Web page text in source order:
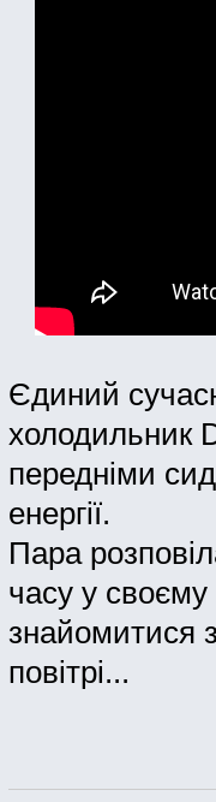
Єдиний
холодильник
передніми
енергії.
Пара
часу у своєму
знайомитися
повітрі...